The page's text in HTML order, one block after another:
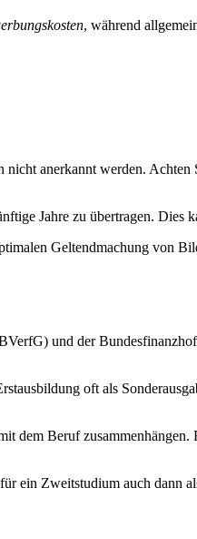
, während
anerkannt werden.
Jahre zu übertragen. Dies
Geltendmachung von
und der
oft als
dem Beruf
Zweitstudium auch dann